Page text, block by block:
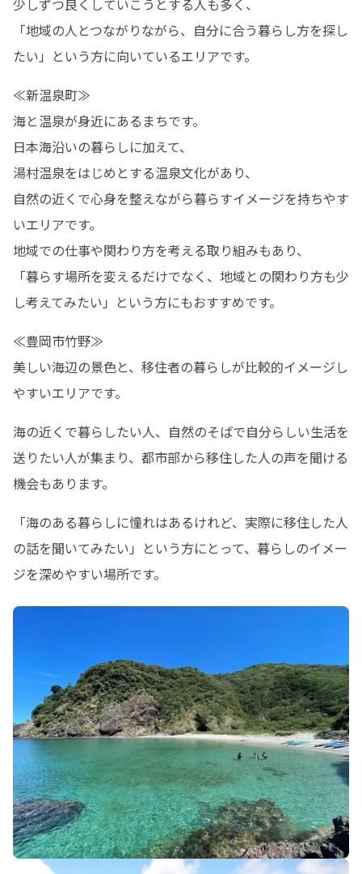
少しずつ良くしていこうとする人も多く、
「地域の人とつながりながら、自分に合う暮らし方を探し
たい」という方に向いているエリアです。
≪新温泉町≫
海と温泉が身近にあるまちです。
日本海沿いの暮らしに加えて、
湯村温泉をはじめとする温泉文化があり、
自然の近くで心身を整えながら暮らすイメージを持ちやす
いエリアです。
地域での仕事や関わり方を考える取り組みもあり、
「暮らす場所を変えるだけでなく、地域との関わり方も少
し考えてみたい」という方にもおすすめです。
≪豊岡市竹野≫
美しい海辺の景色と、移住者の暮らしが比較的イメージし
やすいエリアです。
海の近くで暮らしたい人、自然のそばで自分らしい生活を
送りたい人が集まり、都市部から移住した人の声を聞ける
機会もあります。
「海のある暮らしに憧れはあるけれど、実際に移住した人
の話を聞いてみたい」という方にとって、暮らしのイメー
ジを深めやすい場所です。